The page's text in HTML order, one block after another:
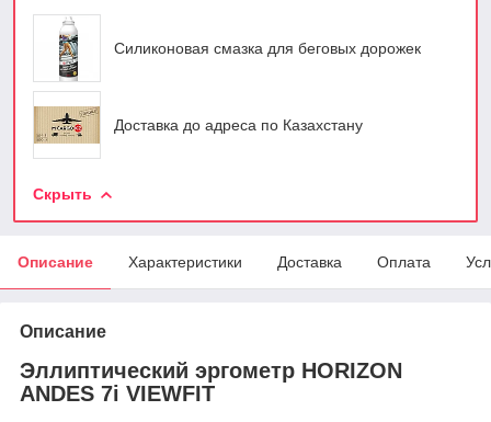
Силиконовая смазка для беговых дорожек
Доставка до адреса по Казахстану
Скрыть
Описание Характеристики Доставка Оплата
Описание
Эллиптический эргометр HORIZON
ANDES 7i VIEWFIT